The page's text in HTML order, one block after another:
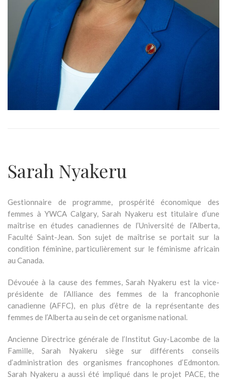
Sarah Nyakeru
Gestionnaire de programme, prospérité économique des
femmes à YWCA Calgary, Sarah Nyakeru est titulaire d’une
maîtrise en études canadiennes de l’Université de l’Alberta,
Faculté Saint-Jean. Son sujet de maîtrise se portait sur la
condition féminine, particulièrement sur le féminisme africain
au Canada.
Dévouée à la cause des femmes, Sarah Nyakeru est la vice-
présidente de l’Alliance des femmes de la francophonie
canadienne (AFFC), en plus d’être de la représentante des
femmes de l’Alberta au sein de cet organisme national.
Ancienne Directrice générale de l’Institut Guy-Lacombe de la
Famille, Sarah Nyakeru siège sur différents conseils
d’administration des organismes francophones d’Edmonton.
Sarah Nyakeru a aussi été impliqué dans le projet PACE, the